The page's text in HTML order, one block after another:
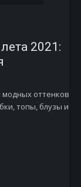
2021:
модных оттенков
топы, блузы и